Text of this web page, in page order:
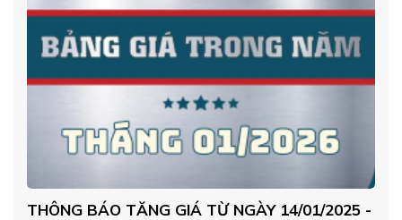
THÔNG BÁO TĂNG GIÁ TỪ NGÀY 14/01/2025 -